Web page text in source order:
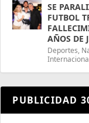
SE
FUTBOL
AÑOS DE
Deportes,
PUBLICIDAD